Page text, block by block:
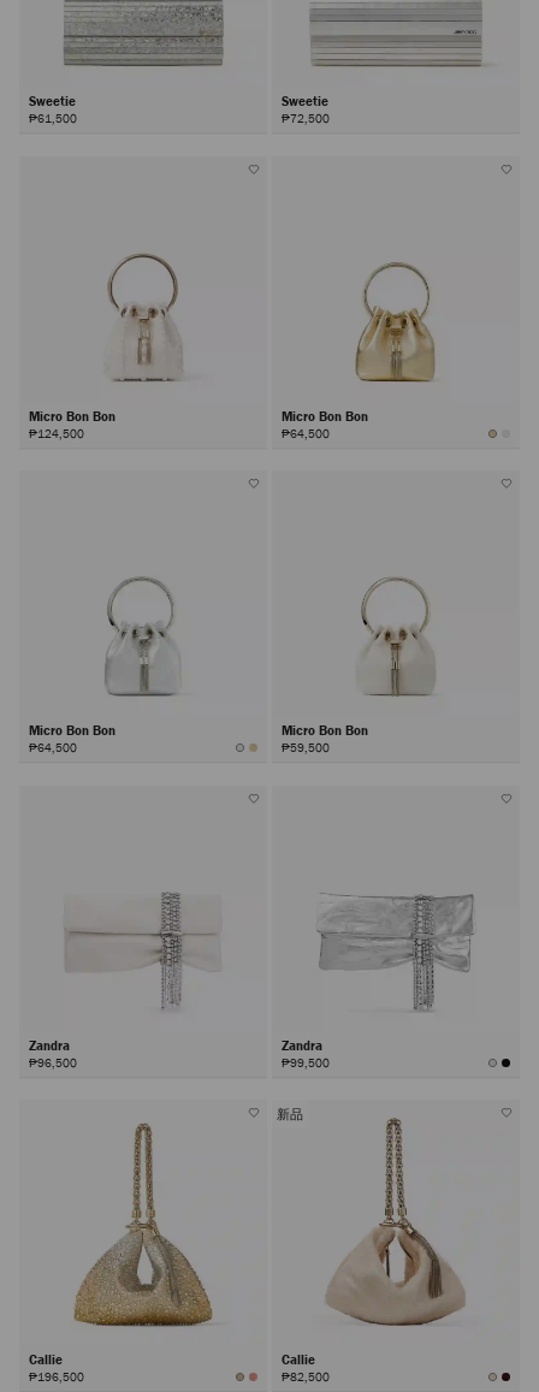
Sweetie
₱61,500
Sweetie
₱72,500
Micro Bon Bon
₱124,500
Micro Bon Bon
₱64,500
Micro Bon Bon
₱64,500
Micro Bon Bon
₱59,500
Zandra
₱96,500
Zandra
₱99,500
Callie
₱196,500
新品
Callie
₱82,500